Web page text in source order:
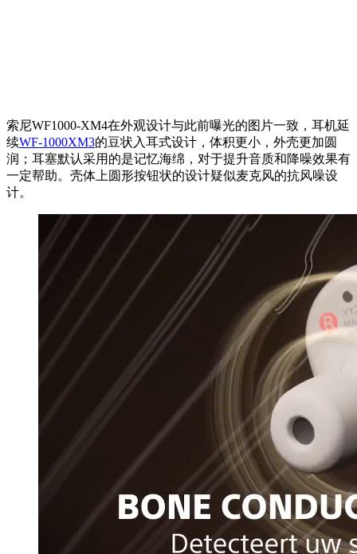
索尼WF1000-XM4在外观设计与此前曝光的图片一致，耳机延
续WF-1000XM3的豆状入耳式设计，体积更小，外壳更加圆
润；耳塞默认采用的是记忆海绵，对于提升音质和降噪效果有
一定帮助。壳体上圆形按钮状的设计疑似麦克风的抗风噪设
计。